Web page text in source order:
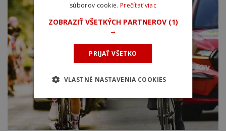
súborov cookie. Prečítať viac
ZOBRAZIŤ VŠETKÝCH PARTNEROV (1)
→
PRIJAŤ VŠETKO
VLASTNÉ NASTAVENIA COOKIES